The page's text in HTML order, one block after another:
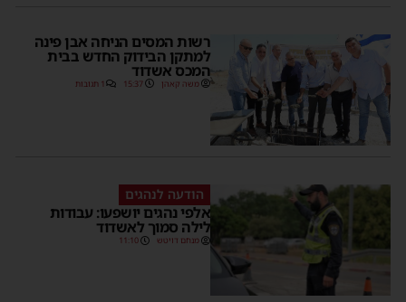
רשות המסים הניחה אבן פינה
למתקן הבידוק החדש בבית
המכס אשדוד
משה קאהן 15:37 1 תגובות
הודעה לנהגים
אלפי נהגים יושפעו: עבודות
לילה סמוך לאשדוד
מנחם דויטש 11:10